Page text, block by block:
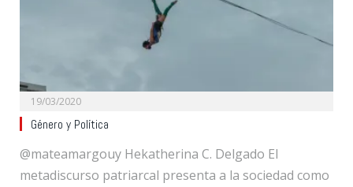
19/03/2020
Género y Política
@mateamargouy Hekatherina C. Delgado El
metadiscurso patriarcal presenta a la sociedad como